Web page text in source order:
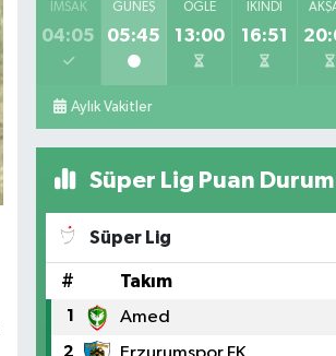
İMSAK
04:05
GÜNEŞ
05:45
ÖĞLE
13:00
İKINDI
16:51
Aylık Vakitler
Süper Lig Puan
Süper Lig
# Takım
1 Amed
2